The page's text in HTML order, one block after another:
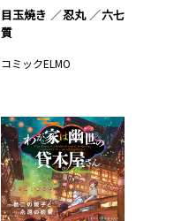
目玉焼き 忍丸
六七
質
コミックELMO